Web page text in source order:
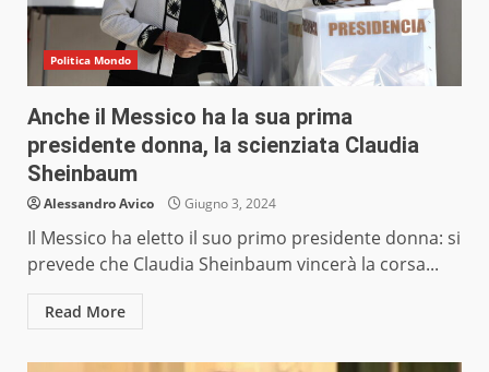
Politica Mondo
Anche il Messico ha la sua prima
presidente donna, la scienziata Claudia
Sheinbaum
Alessandro Avico Giugno 3, 2024
Il Messico ha eletto il suo primo presidente donna: si
prevede che Claudia Sheinbaum vincerà la corsa...
Read More